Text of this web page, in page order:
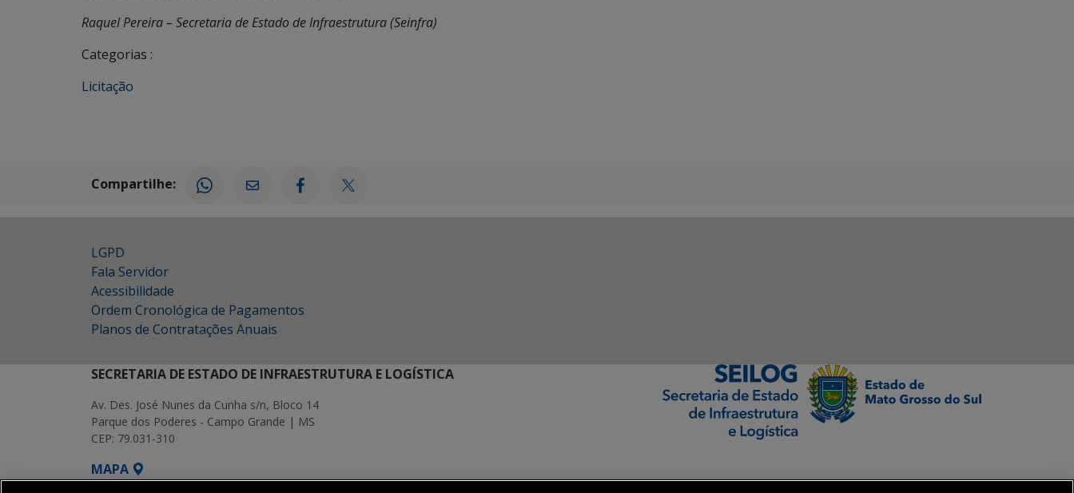
Raquel Pereira – Secretaria de Estado de Infraestrutura (Seinfra)
Categorias :
Licitação
Compartilhe:
LGPD
Fala Servidor
Acessibilidade
Ordem Cronológica de Pagamentos
Planos de Contratações Anuais
SECRETARIA DE ESTADO DE INFRAESTRUTURA E LOGÍSTICA
Av. Des. José Nunes da Cunha s/n, Bloco 14
Parque dos Poderes - Campo Grande | MS
CEP: 79.031-310
MAPA